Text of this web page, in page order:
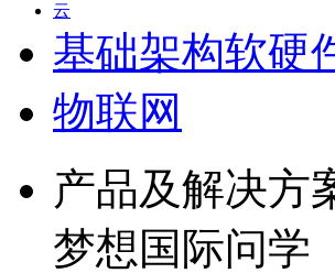
云
基础架构软硬
物联网
产品及解决方
梦想国际问学